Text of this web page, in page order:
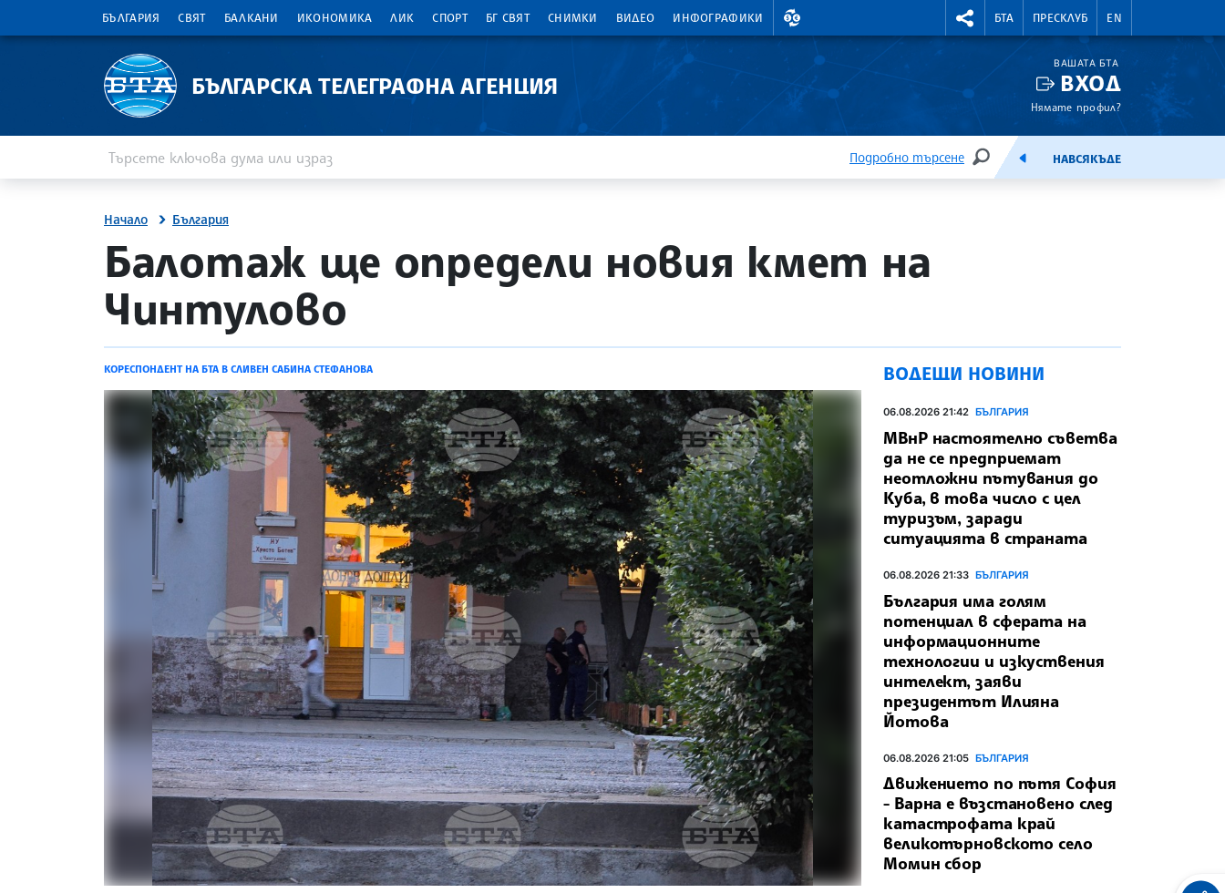
БЪЛГАРИЯ СВЯТ БАЛКАНИ ИКОНОМИКА ЛИК СПОРТ БГ СВЯТ СНИМКИ ВИДЕО ИНФОГРАФИКИ
ВАЛУТНИ КУРСОВЕ RIGHTMENU.SOCIAL
БТА ПРЕСКЛУБ EN
БЪЛГАРСКА ТЕЛЕГРАФНА АГЕНЦИЯ
ВАШАТА БТА
ВХОД
Нямате профил?
Подробно търсене
ТЪРСЕНЕЕМИСИЯНАВСЯКЪДЕ
Начало България
site.bta
Балотаж ще определи новия кмет на
Чинтулово
КОРЕСПОНДЕНТ НА БТА В СЛИВЕН САБИНА СТЕФАНОВА ВОДЕЩИ НОВИНИ
06.08.2026 21:42 БЪЛГАРИЯ
МВнР настоятелно съветва
да не се предприемат
неотложни пътувания до
Куба, в това число с цел
туризъм, заради
ситуацията в страната
06.08.2026 21:33 БЪЛГАРИЯ
България има голям
потенциал в сферата на
информационните
технологии и изкуствения
интелект, заяви
президентът Илияна
Йотова
06.08.2026 21:05 БЪЛГАРИЯ
Движението по пътя София
- Варна е възстановено след
катастрофата край
великотърновското село
Момин сбор